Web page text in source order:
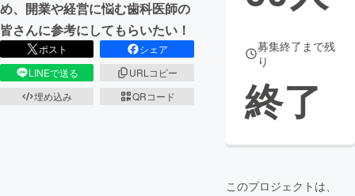
め、開業や経営に悩む歯科医師の
皆さんに参考にしてもらいたい！
ポスト
シェア
LINEで送る
URLコピー
埋め込み
QRコード
募集終了まで残
り
終了
このプロジェクトは、